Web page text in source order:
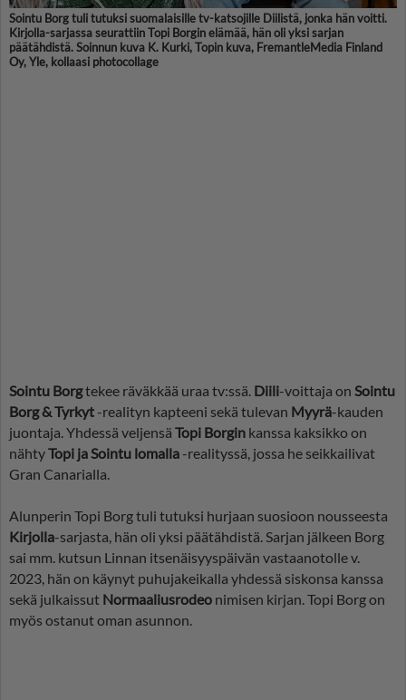
Sointu Borg tuli tutuksi suomalaisille tv-katsojille Diilistä, jonka hän voitti.
Kirjolla-sarjassa seurattiin Topi Borgin elämää, hän oli yksi sarjan
päätähdistä. Soinnun kuva K. Kurki, Topin kuva, FremantleMedia Finland
Oy, Yle, kollaasi photocollage
Sointu Borgtekee räväkkää uraa tv:ssä. Diili-voittaja on Sointu
Borg & Tyrkyt -realityn kapteeni sekä tulevan Myyrä-kauden
juontaja. Yhdessä veljensä Topi Borgin kanssa kaksikko on
nähtyTopi ja Sointu lomalla -realityssä, jossa he seikkailivat
Gran Canarialla.
Alunperin Topi Borg tuli tutuksi hurjaan suosioon nousseesta
Kirjolla-sarjasta, hän oli yksi päätähdistä. Sarjan jälkeen Borg
sai mm. kutsun Linnan itsenäisyyspäivän vastaanotolle v.
2023, hän on käynyt puhujakeikalla yhdessä siskonsa kanssa
sekä julkaissut Normaaliusrodeo nimisen kirjan. Topi Borg on
myös ostanut oman asunnon.